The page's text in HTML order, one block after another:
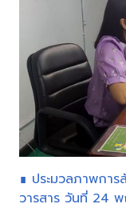
∎ ประมวลภาพการ
วารสาร วันที่ 24